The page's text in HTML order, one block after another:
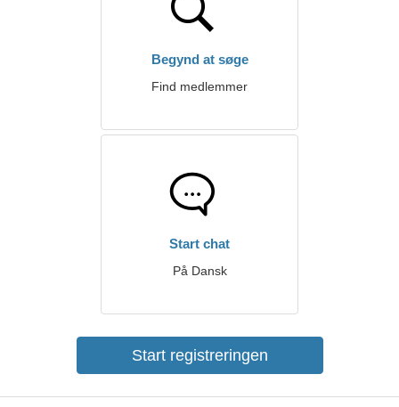
Begynd at søge
Find medlemmer
Start chat
På Dansk
Start registreringen